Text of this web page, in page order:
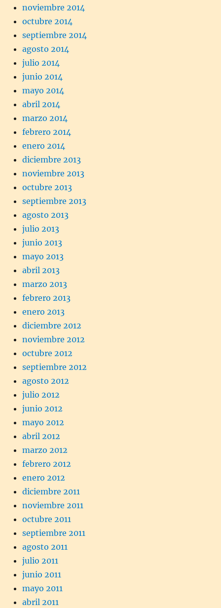
noviembre 2014
octubre 2014
septiembre 2014
agosto 2014
julio 2014
junio 2014
mayo 2014
abril 2014
marzo 2014
febrero 2014
enero 2014
diciembre 2013
noviembre 2013
octubre 2013
septiembre 2013
agosto 2013
julio 2013
junio 2013
mayo 2013
abril 2013
marzo 2013
febrero 2013
enero 2013
diciembre 2012
noviembre 2012
octubre 2012
septiembre 2012
agosto 2012
julio 2012
junio 2012
mayo 2012
abril 2012
marzo 2012
febrero 2012
enero 2012
diciembre 2011
noviembre 2011
octubre 2011
septiembre 2011
agosto 2011
julio 2011
junio 2011
mayo 2011
abril 2011